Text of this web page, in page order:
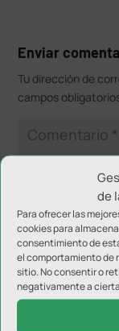
de
Para ofrecer las
cookies para
consentimiento de
el comportamiento de
sitio. No consentir o
negativamente a
Enviar
Tu dirección de
campos